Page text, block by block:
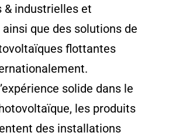
& industrielles et
que des solutions de
flottantes
solide dans le
les produits
des installations